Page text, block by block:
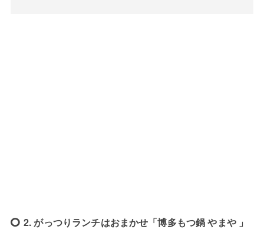
2. がっつりランチはおまかせ「博多もつ鍋 やまや 」